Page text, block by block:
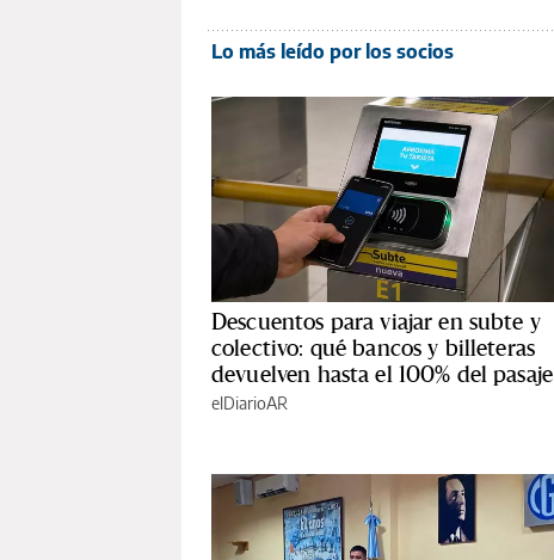
Lo más leído por los socios
Descuentos para viajar en subte y
colectivo: qué bancos y billeteras
devuelven hasta el 100% del pasaje
elDiarioAR